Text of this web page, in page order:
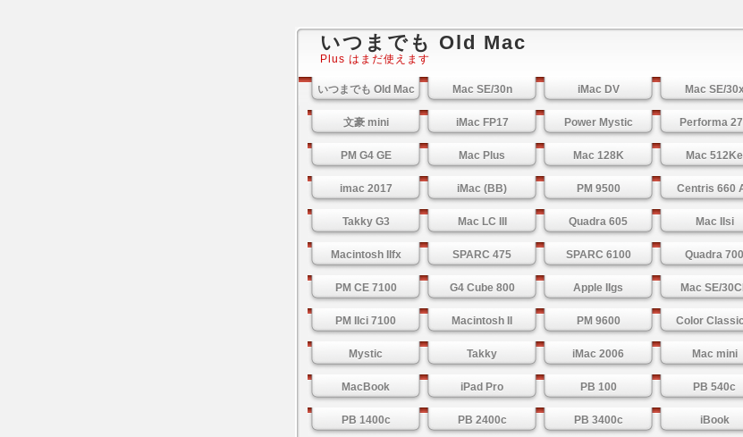
いつまでも Old Mac
Plus はまだ使えます
いつまでも Old Mac Mac SE/30n iMac DV Mac SE/
文豪 mini iMac FP17 Power Mystic Performa
PM G4 GE Mac Plus Mac 128K Mac 512Ke
imac 2017 iMac (BB) PM 9500 Centris 660
Takky G3 Mac LC III Quadra 605 Mac IIsi
Macintosh IIfx SPARC 475 SPARC 6100 Quadra 700
PM CE 7100 G4 Cube 800 Apple IIgs Mac SE/
PM IIci 7100 Macintosh II PM 9600 Color Classic
Mystic Takky iMac 2006 Mac mini
MacBook iPad Pro PB 100 PB 540c
PB 1400c PB 2400c PB 3400c iBook